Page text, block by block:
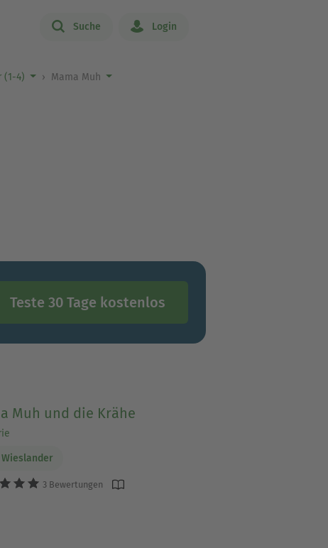
Suche Login
(1-4) Mama Muh
Teste 30 Tage kostenlos
Muh und die Krähe
Wieslander
3 Bewertungen